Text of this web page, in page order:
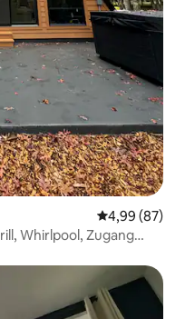
4,99 (87)
Whirlpool, Zugang